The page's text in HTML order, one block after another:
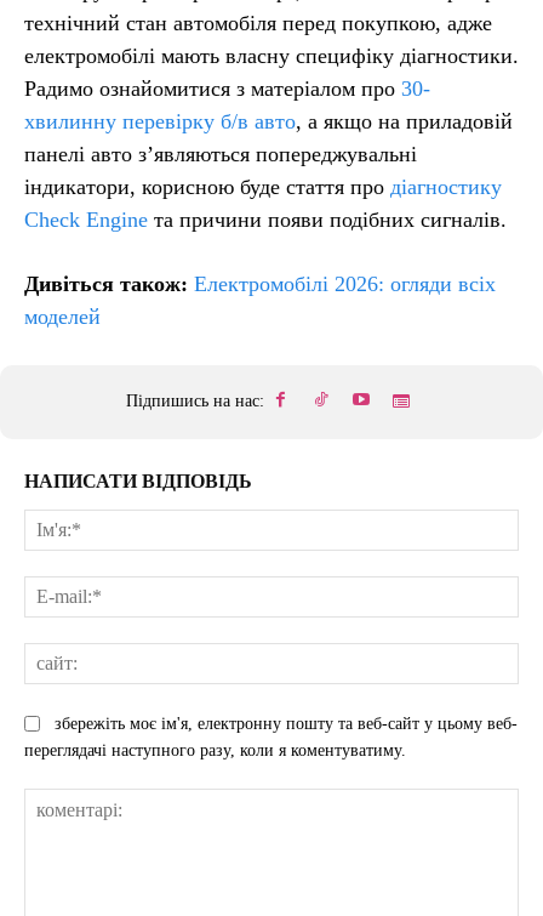
технічний стан автомобіля перед покупкою, адже
електромобілі мають власну специфіку діагностики.
Радимо ознайомитися з матеріалом про 30-
хвилинну перевірку б/в авто, а якщо на приладовій
панелі авто з’являються попереджувальні
індикатори, корисною буде стаття про діагностику
Check Engine та причини появи подібних сигналів.
Дивіться також: Електромобілі 2026: огляди всіх
моделей
Підпишись на нас:
НАПИСАТИ ВІДПОВІДЬ
збережіть моє ім'я, електронну пошту та веб-сайт у цьому веб-
переглядачі наступного разу, коли я коментуватиму.